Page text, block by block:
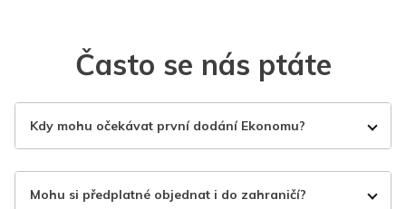
Často se nás ptáte
Kdy mohu očekávat první dodání Ekonomu?
Mohu si předplatné objednat i do zahraničí?